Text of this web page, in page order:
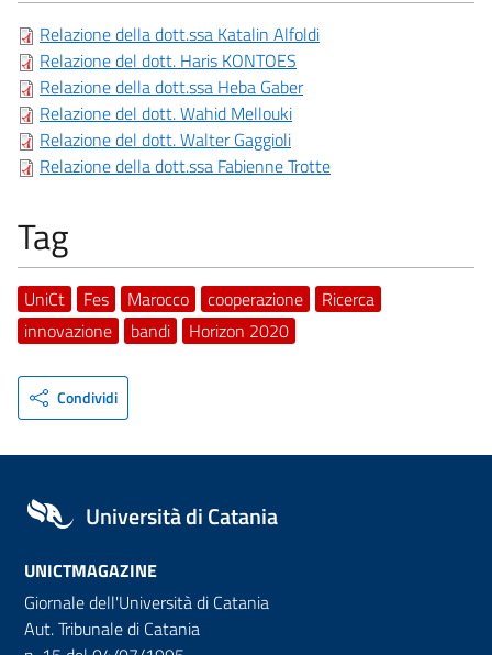
Relazione della dott.ssa Katalin Alfoldi
Relazione del dott. Haris KONTOES
Relazione della dott.ssa Heba Gaber
Relazione del dott. Wahid Mellouki
Relazione del dott. Walter Gaggioli
Relazione della dott.ssa Fabienne Trotte
Tag
UniCt Fes Marocco cooperazione
Ricerca
innovazione
bandi Horizon 2020
Condividi
Università di Catania
UNICTMAGAZINE
Giornale dell'Università di Catania
Aut. Tribunale di Catania